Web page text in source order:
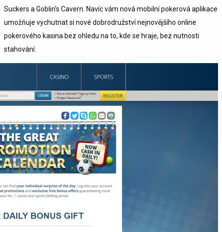
Suckers a Goblin's Cavern. Navíc vám nová mobilní pokerová aplikace
umožňuje vychutnat si nové dobrodružství nejnovějšího online
pokerového kasina bez ohledu na to, kde se hraje, bez nutnosti
stahování.